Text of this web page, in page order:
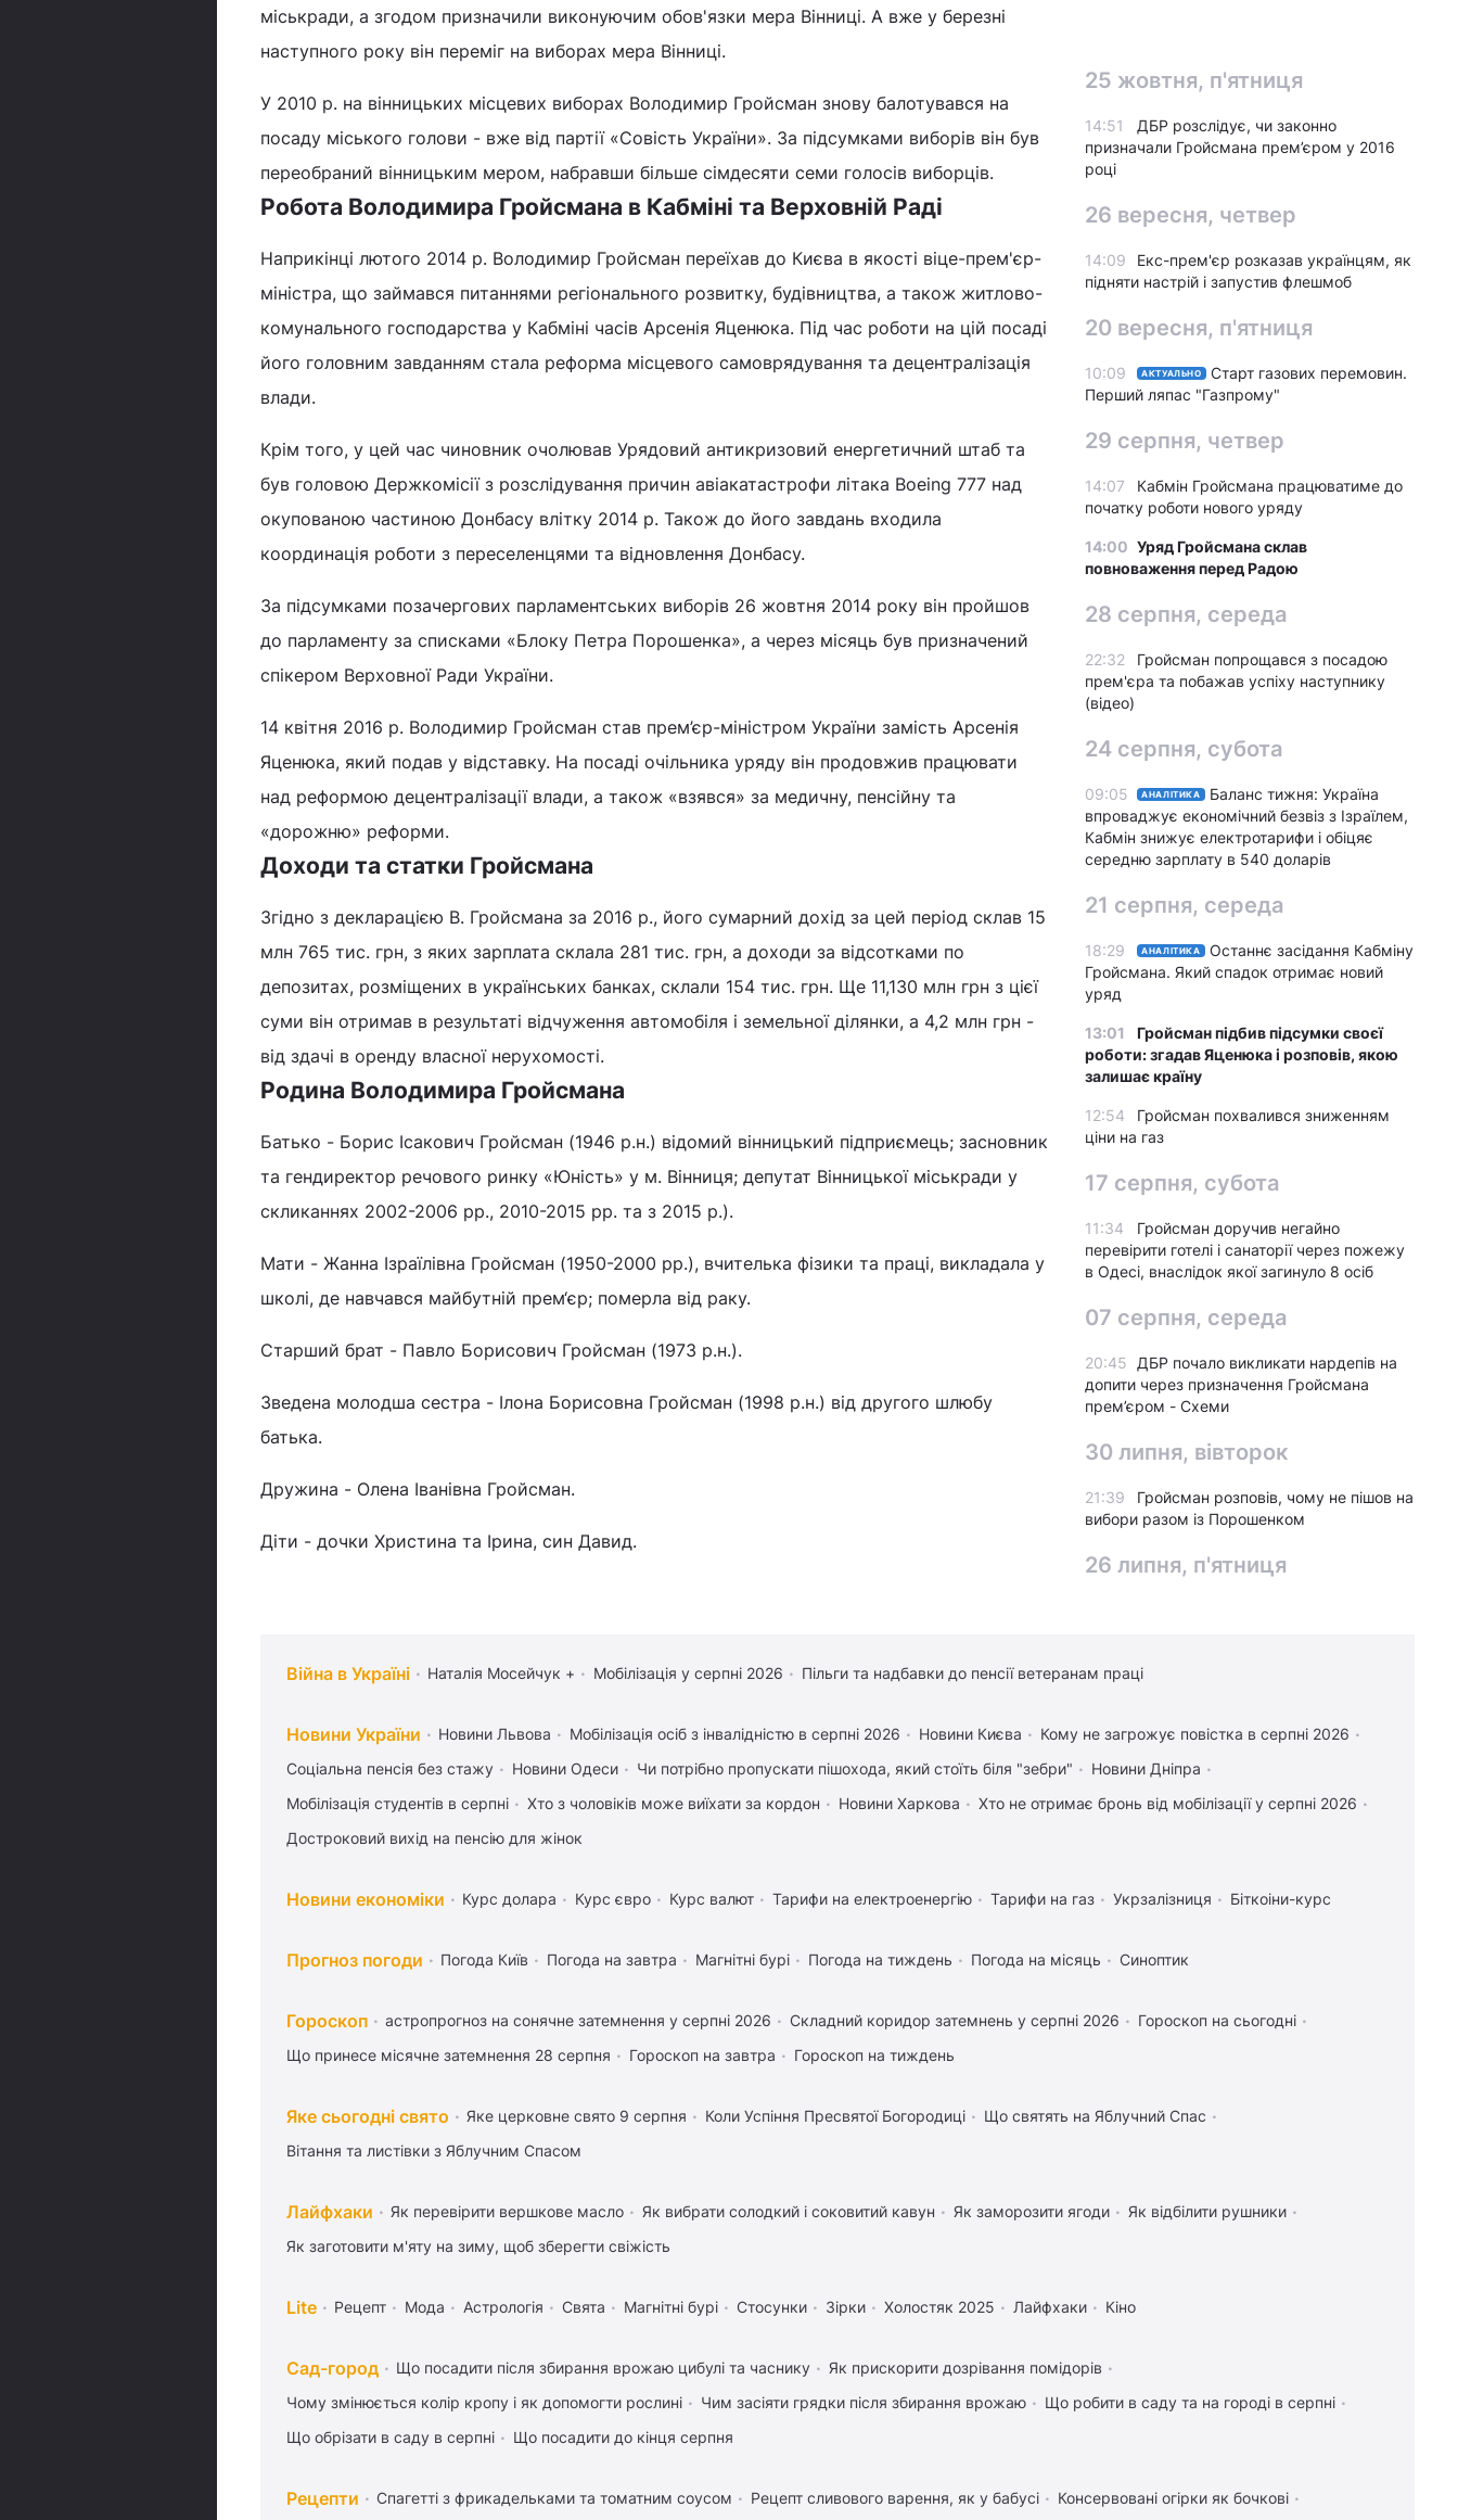
міськради, а згодом призначили виконуючим обов'язки мера Вінниці. А вже у березні
наступного року він переміг на виборах мера Вінниці.
У 2010 р. на вінницьких місцевих виборах Володимир Гройсман знову балотувався на
посаду міського голови - вже від партії «Совість України». За підсумками виборів він був
переобраний вінницьким мером, набравши більше сімдесяти семи голосів виборців.
Робота Володимира Гройсмана в Кабміні та Верховній Раді
Наприкінці лютого 2014 р. Володимир Гройсман переїхав до Києва в якості віце-прем'єр-
міністра, що займався питаннями регіонального розвитку, будівництва, а також житлово-
комунального господарства у Кабміні часів Арсенія Яценюка. Під час роботи на цій посаді
його головним завданням стала реформа місцевого самоврядування та децентралізація
влади.
Крім того, у цей час чиновник очолював Урядовий антикризовий енергетичний штаб та
був головою Держкомісії з розслідування причин авіакатастрофи літака Boeing 777 над
окупованою частиною Донбасу влітку 2014 р. Також до його завдань входила
координація роботи з переселенцями та відновлення Донбасу.
За підсумками позачергових парламентських виборів 26 жовтня 2014 року він пройшов
до парламенту за списками «Блоку Петра Порошенка», а через місяць був призначений
спікером Верховної Ради України.
14 квітня 2016 р. Володимир Гройсман став прем’єр-міністром України замість Арсенія
Яценюка, який подав у відставку. На посаді очільника уряду він продовжив працювати
над реформою децентралізації влади, а також «взявся» за медичну, пенсійну та
«дорожню» реформи.
Доходи та статки Гройсмана
Згідно з декларацією В. Гройсмана за 2016 р., його сумарний дохід за цей період склав 15
млн 765 тис. грн, з яких зарплата склала 281 тис. грн, а доходи за відсотками по
депозитах, розміщених в українських банках, склали 154 тис. грн. Ще 11,130 млн грн з цієї
суми він отримав в результаті відчуження автомобіля і земельної ділянки, а 4,2 млн грн -
від здачі в оренду власної нерухомості.
Родина Володимира Гройсмана
Батько - Борис Ісакович Гройсман (1946 р.н.) відомий вінницький підприємець; засновник
та гендиректор речового ринку «Юність» у м. Вінниця; депутат Вінницької міськради у
скликаннях 2002-2006 рр., 2010-2015 рр. та з 2015 р.).
Мати - Жанна Ізраїлівна Гройсман (1950-2000 рр.), вчителька фізики та праці, викладала у
школі, де навчався майбутній прем‘єр; померла від раку.
Старший брат - Павло Борисович Гройсман (1973 р.н.).
Зведена молодша сестра - Ілона Борисовна Гройсман (1998 р.н.) від другого шлюбу
батька.
Дружина - Олена Іванівна Гройсман.
Діти - дочки Христина та Ірина, син Давид.
25 жовтня, п'ятниця
14:51
ДБР розслідує, чи законно
призначали Гройсмана прем’єром у 2016
році
26 вересня, четвер
14:09
Екс-прем'єр розказав українцям, як
підняти настрій і запустив флешмоб
20 вересня, п'ятниця
10:09 АКТУАЛЬНО
Старт газових перемовин.
Перший ляпас "Газпрому"
29 серпня, четвер
14:07
Кабмін Гройсмана працюватиме до
початку роботи нового уряду
14:00 Уряд Гройсмана склав
повноваження перед Радою
28 серпня, середа
22:32
Гройсман попрощався з посадою
прем'єра та побажав успіху наступнику
(відео)
24 серпня, субота
09:05 АНАЛІТИКА
Баланс тижня: Україна
впроваджує економічний безвіз з Ізраїлем,
Кабмін знижує електротарифи і обіцяє
середню зарплату в 540 доларів
21 серпня, середа
18:29 АНАЛІТИКА
Останнє засідання Кабміну
Гройсмана. Який спадок отримає новий
уряд
13:01
Гройсман підбив підсумки своєї
роботи: згадав Яценюка і розповів, якою
залишає країну
12:54
Гройсман похвалився зниженням
ціни на газ
17 серпня, субота
11:34
Гройсман доручив негайно
перевірити готелі і санаторії через пожежу
в Одесі, внаслідок якої загинуло 8 осіб
07 серпня, середа
20:45
ДБР почало викликати нардепів на
допити через призначення Гройсмана
прем’єром - Схеми
30 липня, вівторок
21:39
Гройсман розповів, чому не пішов на
вибори разом із Порошенком
26 липня, п'ятниця
Війна в Україні Наталія Мосейчук + Мобілізація у серпні 2026 Пільги та надбавки до пенсії ветеранам праці
Новини України Новини Львова Мобілізація осіб з інвалідністю в серпні 2026 Новини Києва
Кому не загрожує повістка в серпні 2026
Соціальна пенсія без стажу
Новини Одеси Чи потрібно пропускати пішохода, який стоїть біля "зебри"
Новини Дніпра
Мобілізація студентів в серпні
Хто з чоловіків може виїхати за кордон Новини Харкова
Хто не отримає бронь від мобілізації у серпні 2026
Достроковий вихід на пенсію для жінок
Новини економіки Курс долара Курс євро Курс валют Тарифи на електроенергію Тарифи на газ Укрзалізниця Біткоіни-курс
Прогноз погоди Погода Київ Погода на завтра Магнітні бурі Погода на тиждень Погода на місяць Синоптик
Гороскоп астропрогноз на сонячне затемнення у серпні 2026 Складний коридор затемнень у серпні 2026
Гороскоп на сьогодні
Що принесе місячне затемнення 28 серпня
Гороскоп на завтра Гороскоп на тиждень
Яке сьогодні свято Яке церковне свято 9 серпня Коли Успіння Пресвятої Богородиці
Що святять на Яблучний Спас
Вітання та листівки з Яблучним Спасом
Лайфхаки Як перевірити вершкове масло Як вибрати солодкий і соковитий кавун Як заморозити ягоди
Як відбілити рушники
Як заготовити м'яту на зиму, щоб зберегти свіжість
Lite Рецепт Мода Астрологія Свята Магнітні бурі Стосунки Зірки Холостяк 2025 Лайфхаки Кіно
Сад-город Що посадити після збирання врожаю цибулі та часнику
Як прискорити дозрівання помідорів
Чому змінюється колір кропу і як допомогти рослині
Чим засіяти грядки після збирання врожаю
Що робити в саду та на городі в серпні
Що обрізати в саду в серпні
Що посадити до кінця серпня
Рецепти Спагетті з фрикадельками та томатним соусом Рецепт сливового варення, як у бабусі Консервовані огірки як бочкові